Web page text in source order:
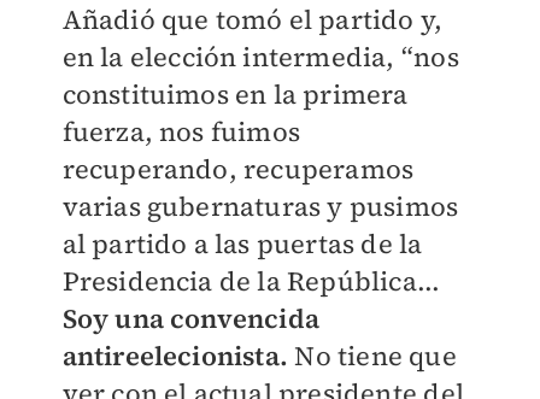
Añadió que tomó el partido y,
en la elección intermedia, “nos
constituimos en la primera
fuerza, nos fuimos
recuperando, recuperamos
varias gubernaturas y pusimos
al partido a las puertas de la
Presidencia de la República...
Soy una convencida
antireelecionista. No tiene que